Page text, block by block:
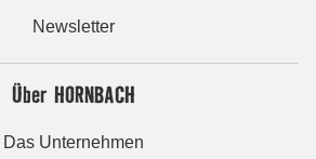
Newsletter
Über HORNBACH
Das Unternehmen